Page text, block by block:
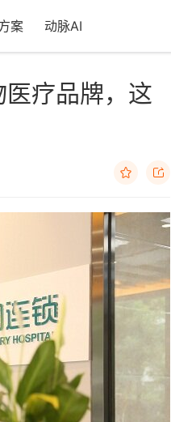
案 动脉AI
疗品牌，这
 